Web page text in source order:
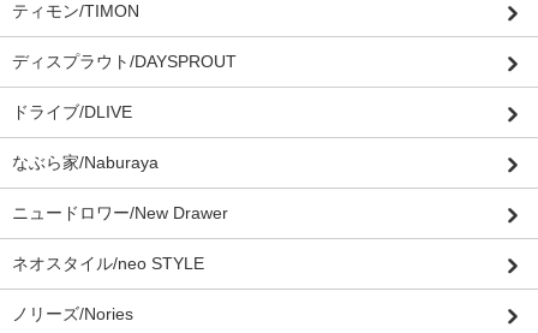
ティモン/TIMON
ディスプラウト/DAYSPROUT
ドライブ/DLIVE
なぶら家/Naburaya
ニュードロワー/New Drawer
ネオスタイル/neo STYLE
ノリーズ/Nories